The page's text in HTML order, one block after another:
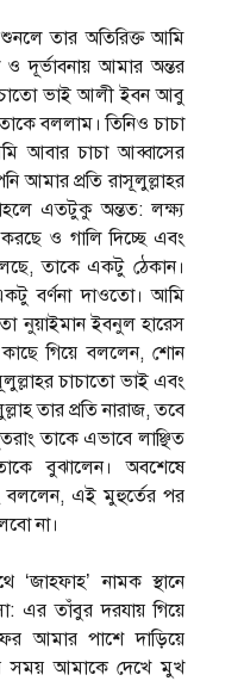
তার অতিরিক্ত আমি
ও দূর্ভাবনায় আমার অন্তর
ভাই আলী ইবন আবু
বললাম। তিনিও চাচা
আবার চাচা আব্বাসের
আমার প্রতি রাসূলুল্লাহর
এতটুকু অন্তত: লক্ষ্য
ও গালি দিচ্ছে এবং
তাকে একটু ঠেকান।
বর্ণনা দাওতো। আমি
নুয়াইমান ইবনুল হারেস
কাছে গিয়ে বললেন, শোন
চাচাতো ভাই এবং
তার প্রতি নারাজ, তবে
তাকে এভাবে লাঞ্ছিত
বুঝালেন। অবশেষে
বললেন, এই মুহুর্তের পর
না।
‘জাহফাহ’ নামক স্থানে
এর তাঁবুর দরযায় গিয়ে
আমার পাশে দাড়িয়ে
সময় আমাকে দেখে মুখ